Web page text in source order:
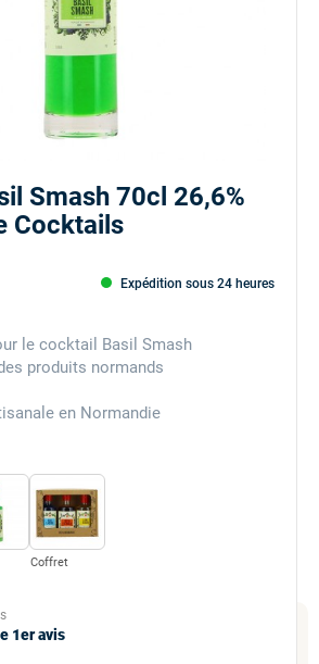
Smash 70cl 26,6%
Cocktails
1er avis
le cocktail Basil Smash
produits normands
en Normandie
Coffret
Expédition sous 24 heures